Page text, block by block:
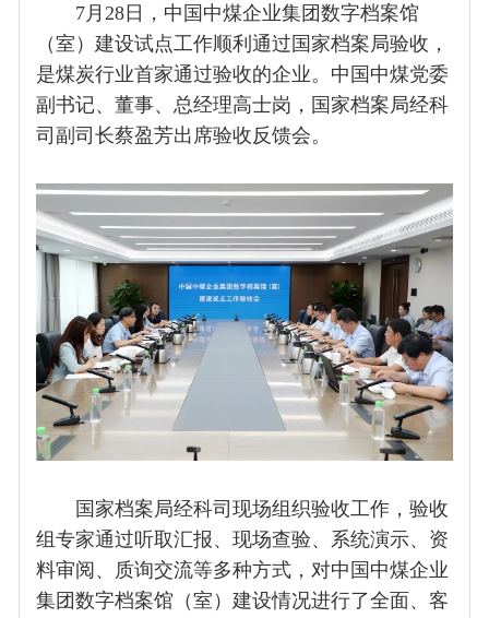
7月28日，中国中煤企业集团数字档案馆
（室）建设试点工作顺利通过国家档案局验收，
是煤炭行业首家通过验收的企业。中国中煤党委
副书记、董事、总经理高士岗，国家档案局经科
司副司长蔡盈芳出席验收反馈会。
国家档案局经科司现场组织验收工作，验收
组专家通过听取汇报、现场查验、系统演示、资
料审阅、质询交流等多种方式，对中国中煤企业
集团数字档案馆（室）建设情况进行了全面、客